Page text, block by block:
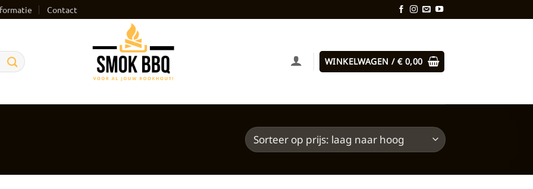
Contact
WINKELWAGEN / €0,00